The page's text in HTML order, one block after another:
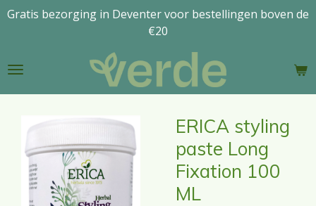
Ga
de
Gratis bezorging in Deventer voor bestellingen boven de
€20
ERICA styling
paste Long
Fixation 100
ML